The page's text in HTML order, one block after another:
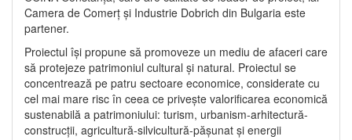
Camera de Comerț și Industrie Dobrich din Bulgaria este
partener.
Proiectul își propune să promoveze un mediu de afaceri care
să protejeze patrimoniul cultural și natural. Proiectul se
concentrează pe patru sectoare economice, considerate cu
cel mai mare risc în ceea ce privește valorificarea economică
sustenabilă a patrimoniului: turism, urbanism-arhitectură-
construcții, agricultură-silvicultură-pășunat și energii